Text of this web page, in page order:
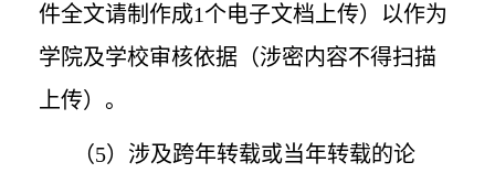
件全文请制作成1个电子文档上传）以作为
学院及学校审核依据（涉密内容不得扫描
上传）。
（5）涉及跨年转载或当年转载的论